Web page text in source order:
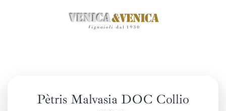
Pètris Malvasia DOC Collio